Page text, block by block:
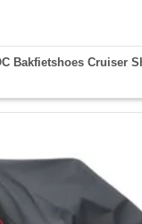
Bakfietshoes Cruiser